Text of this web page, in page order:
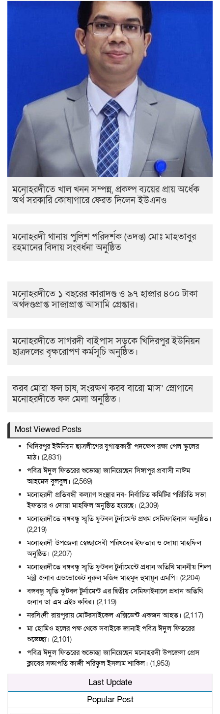
মনোহরদীতে খাল খনন সম্পন্ন, প্রকল্প ব্যয়ের প্রায় অর্ধেক
অর্থ সরকারি কোষাগারে ফেরত দিলেন ইউএনও
মনোহরদী থানায় পুলিশ পরিদর্শক (তদন্ত) মোঃ মাহতাবুর
রহমানের বিদায় সংবর্ধনা অনুষ্ঠিত
মনোহরদীতে ১ বছরের কারাদণ্ড ও ৯৭ হাজার ৪০০ টাকা
অর্থদণ্ডপ্রাপ্ত সাজাপ্রাপ্ত আসামি গ্রেপ্তার।
মনোহরদীতে সাগরদী বাইপাস সড়কে খিদিরপুর ইউনিয়ন
ছাত্রদলের বৃক্ষরোপণ কর্মসূচি অনুষ্ঠিত।
করব মোরা ফল চাষ, সংরক্ষণ করব বারো মাস’ স্লোগানে
মনোহরদীতে ফল মেলা অনুষ্ঠিত।
Most Viewed Posts
খিদিরপুর ইউনিয়ন ছাত্রলীগের যুগান্তকারী পদক্ষেপ রক্ষা পেল স্কুলের
মাঠ। (2,831)
পবিত্র ঈদুল ফিতরের শুভেচ্ছা জানিয়েছেন সিঙ্গাপুর প্রবাসী নাঈম
আহমেদ বুলবুল। (2,569)
মনোহরদী প্রতিবন্ধী কল্যাণ সংস্থার নব- নির্বাচিত কমিটির পরিচিতি সভা
ইফতার ও দোয়া মাহফিল অনুষ্ঠিত হয়েছে। (2,309)
মনোহরদীতে বঙ্গবন্ধু স্মৃতি ফুটবল টুর্নামেন্ট প্রথম সেমিফাইনাল অনুষ্ঠিত।
(2,219)
মনোহরদী উপজেলা স্বেচ্ছাসেবী পরিষদের ইফতার ও দোয়া মাহফিল
অনুষ্ঠিত। (2,207)
মনোহরদীতে বঙ্গবন্ধু স্মৃতি ফুটবল টুর্নামেন্টে প্রধান অতিথি মাননীয় শিল্প
মন্ত্রী জনাব এডভোকেট নুরুল মজিদ মাহমুদ হুমায়ূন এমপি। (2,204)
বঙ্গবন্ধু স্মৃতি ফুটবল টুর্নামেন্ট এর দ্বিতীয় সেমিফাইনালে প্রধান অতিথি
জনাব ডা এম এইচ কবির। (2,119)
নরসিংদী রায়পুরায় মোটরসাইকেল এক্সিডেন্ট একজন আহত। (2,117)
মা হোমিও হলের পক্ষ থেকে সবাইকে জানাই পবিত্র ঈদুল ফিতরের
শুভেচ্ছা। (2,101)
পবিত্র ঈদুল ফিতরের শুভেচ্ছা জানিয়েছেন মনোহরদী উপজেলা প্রেস
ক্লাবের সভাপতি কাজী শরিফুল ইসলাম শাকিল। (1,953)
Last Update
Popular Post